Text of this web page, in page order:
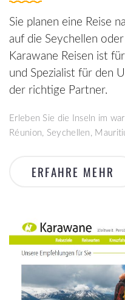
Sie planen eine Reise
auf die Seychellen
Karawane Reisen ist
und Spezialist für den
der richtige Partner.
Erleben Sie die Inseln im
Réunion, Seychellen,
ERFAHRE MEHR